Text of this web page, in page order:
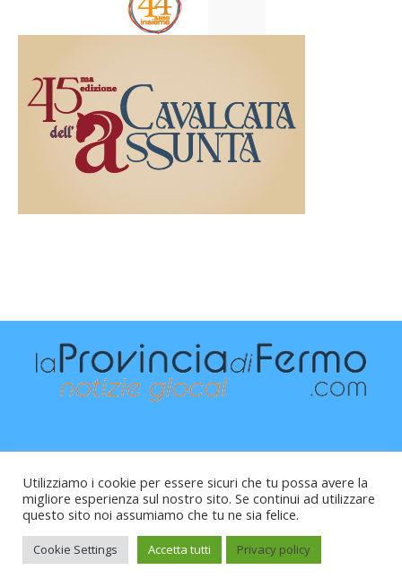
Raffaele Vitali - via Leopardi 10 - 61121 Pesaro (PU) -
Cod.Fisc VTLRFL77B02L500Y - Testata giornalistica, aut.
Trib.Fermo n.04/2010 del 05/08/2010
Utilizziamo i cookie per essere sicuri che tu possa avere la
migliore esperienza sul nostro sito. Se continui ad utilizzare
questo sito noi assumiamo che tu ne sia felice.
Cookie Settings Accetta tutti Privacy policy